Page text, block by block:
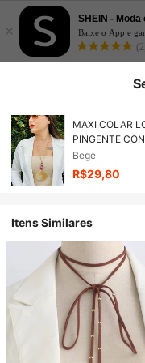
×
SHEIN - Moda
Baixe o App e
MAXI COLAR
PINGENTE
Bege
R$29,80
Itens Similares